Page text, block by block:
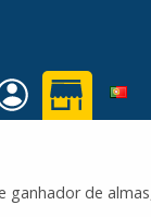
de